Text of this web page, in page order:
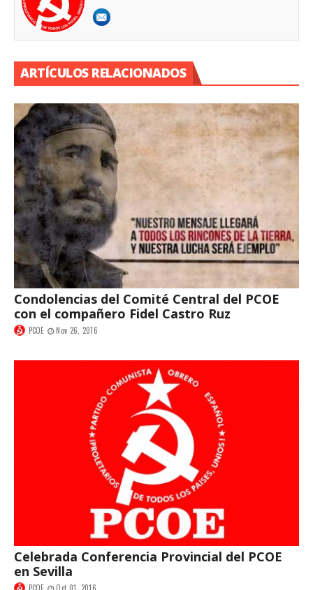
ARTÍCULOS RELACIONADOS
Condolencias del Comité Central del PCOE
con el compañero Fidel Castro Ruz
PCOE Nov 26, 2016
Celebrada Conferencia Provincial del PCOE
en Sevilla
PCOE Oct 01, 2016